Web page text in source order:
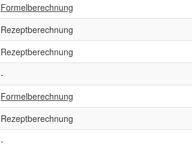
Formelberechnung
Rezeptberechnung
Rezeptberechnung
-
Formelberechnung
Rezeptberechnung
-